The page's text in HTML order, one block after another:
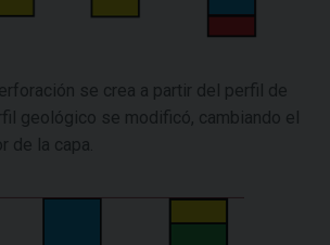
se crea a partir del perfil de
geológico se modificó, cambiando el
de la capa.